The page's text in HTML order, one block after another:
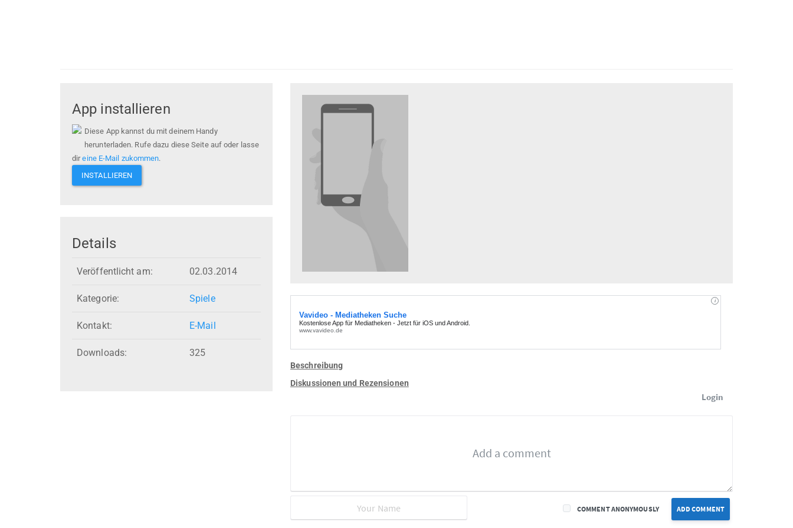
App installieren
Diese App kannst du mit deinem Handy
herunterladen. Rufe dazu diese Seite auf oder lasse
direine E-Mail zukommen.
INSTALLIEREN
Details
Veröffentlicht am: 02.03.2014
Kategorie: Spiele
Kontakt: E-Mail
Downloads: 325
Beschreibung
Diskussionen und Rezensionen
Login
ADD COMMENT
COMMENT ANONYMOUSLY